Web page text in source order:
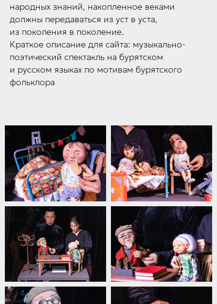
народных знаний, накопленное веками
должны передаваться из уст в уста,
из поколения в поколение.
Краткое описание для сайта: музыкально-
поэтический спектакль на бурятском
и русском языках по мотивам бурятского
фольклора